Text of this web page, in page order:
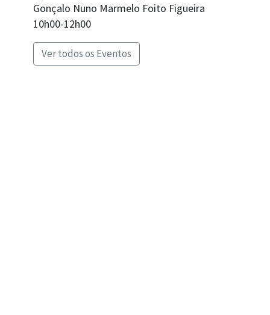
Gonçalo Nuno Marmelo Foito Figueira
10h00-12h00
Ver todos os Eventos